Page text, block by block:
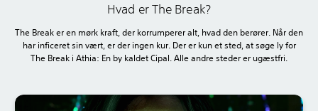
Hvad er The Break?
The Break er en mørk kraft, der korrumperer alt, hvad den berører. Når den
har inficeret sin vært, er der ingen kur. Der er kun et sted, at søge ly for
The Break i Athia: En by kaldet Cipal. Alle andre steder er ugæstfri.